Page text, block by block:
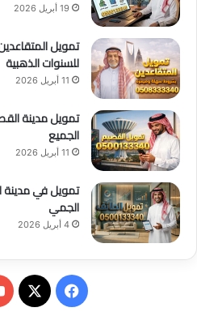
19 أبريل 2026
تمويل
للسنوات الذهبية
11 أبريل 2026
تمويل مدينة
الجميع
11 أبريل 2026
تمويل في مدينة
الجمي
4 أبريل 2026